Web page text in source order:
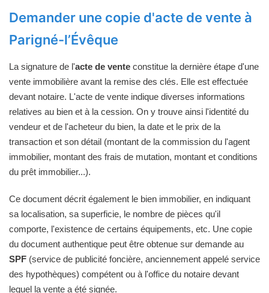
Demander une copie d'acte de vente à
Parigné-l’Évêque
La signature de l'acte de vente constitue la dernière étape d'une
vente immobilière avant la remise des clés. Elle est effectuée
devant notaire. L'acte de vente indique diverses informations
relatives au bien et à la cession. On y trouve ainsi l'identité du
vendeur et de l'acheteur du bien, la date et le prix de la
transaction et son détail (montant de la commission du l'agent
immobilier, montant des frais de mutation, montant et conditions
du prêt immobilier...).
Ce document décrit également le bien immobilier, en indiquant
sa localisation, sa superficie, le nombre de pièces qu'il
comporte, l'existence de certains équipements, etc. Une copie
du document authentique peut être obtenue sur demande au
SPF (service de publicité foncière, anciennement appelé service
des hypothèques) compétent ou à l'office du notaire devant
lequel la vente a été signée.